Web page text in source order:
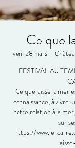
Ce que
ven. 28 mars
  |
FESTIVAL AU
Ce que laisse la mer
connaissance, à vivre
notre relation à la
sur
https://www.le-